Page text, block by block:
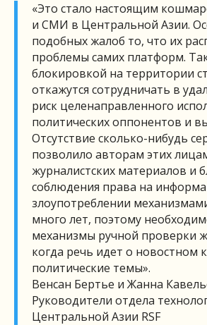
«Это стало настоящим
и СМИ в Центральной Азии.
подобных жалоб то, что их
проблемы самих платформ.
блокировкой на территории
откажутся сотрудничать в
риск целенаправленного
политических оппонентов и
Отсутствие сколько-нибудь
позволило авторам этих
журналистских материалов и
соблюдения права на
злоупотреблении
много лет, поэтому
механизмы ручной проверки
когда речь идет о новостном
политические темы».
Венсан Бертье и Жанна
Руководители отдела
Центральной Азии RSF